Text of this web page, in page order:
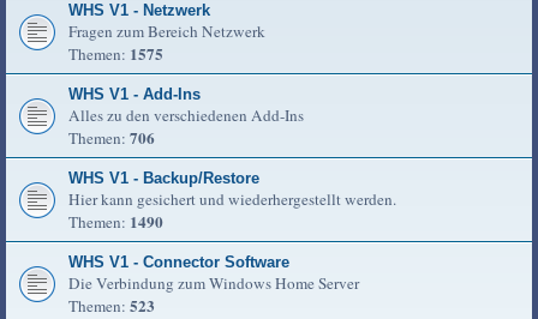
WHS V1 - Netzwerk
Fragen zum Bereich Netzwerk
Themen: 1575
WHS V1 - Add-Ins
Alles zu den verschiedenen Add-Ins
Themen: 706
WHS V1 - Backup/Restore
Hier kann gesichert und wiederhergestellt werden.
Themen: 1490
WHS V1 - Connector Software
Die Verbindung zum Windows Home Server
Themen: 523